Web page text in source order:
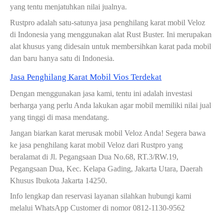
yang tentu menjatuhkan nilai jualnya.
Rustpro adalah satu-satunya jasa penghilang karat mobil Veloz
di Indonesia yang menggunakan alat Rust Buster. Ini merupakan
alat khusus yang didesain untuk membersihkan karat pada mobil
dan baru hanya satu di Indonesia.
Jasa Penghilang Karat Mobil Vios Terdekat
Dengan menggunakan jasa kami, tentu ini adalah investasi
berharga yang perlu Anda lakukan agar mobil memiliki nilai jual
yang tinggi di masa mendatang.
Jangan biarkan karat merusak mobil Veloz Anda! Segera bawa
ke jasa penghilang karat mobil Veloz dari Rustpro yang
beralamat di Jl. Pegangsaan Dua No.68, RT.3/RW.19,
Pegangsaan Dua, Kec. Kelapa Gading, Jakarta Utara, Daerah
Khusus Ibukota Jakarta 14250.
Info lengkap dan reservasi layanan silahkan hubungi kami
melalui WhatsApp Customer di nomor 0812-1130-9562